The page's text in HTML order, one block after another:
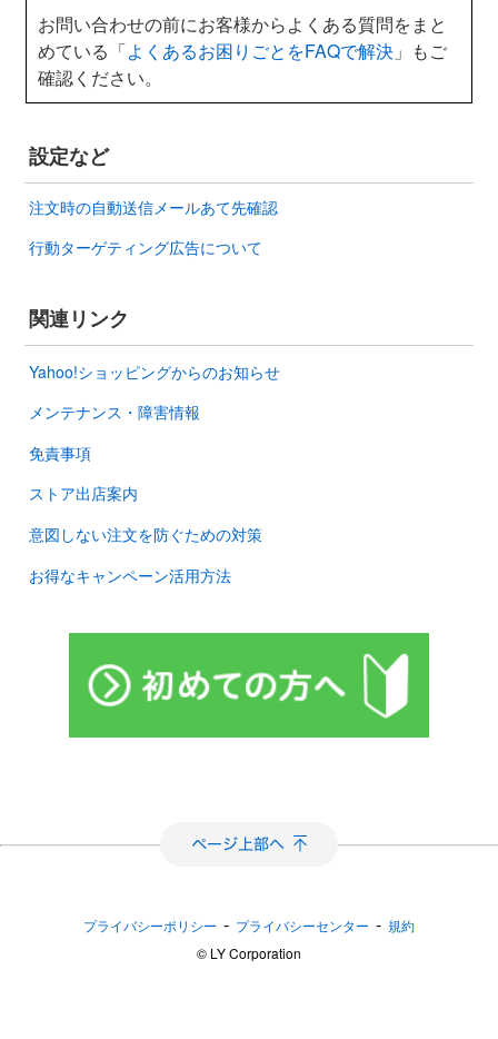
お問い合わせの前にお客様からよくある質問をまと
めている「よくあるお困りごとをFAQで解決 」もご
確認ください。
設定など
注文時の自動送信メールあて先確認
行動ターゲティング広告について
関連リンク
Yahoo!ショッピングからのお知らせ
メンテナンス・障害情報
免責事項
ストア出店案内
意図しない注文を防ぐための対策
お得なキャンペーン活用方法
プライバシーポリシー - プライバシーセンター - 規約
©︎ LY Corporation